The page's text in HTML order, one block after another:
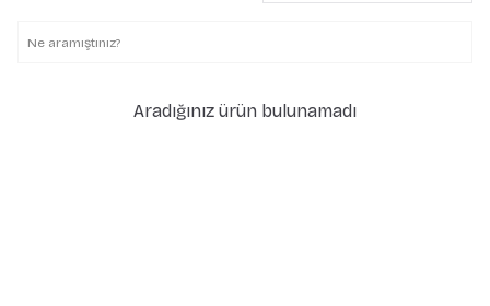
Aradığınız ürün bulunamadı